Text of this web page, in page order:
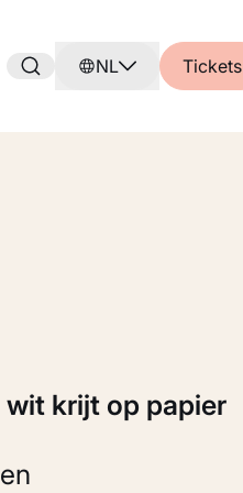
NL Tickets
wit krijt op papier